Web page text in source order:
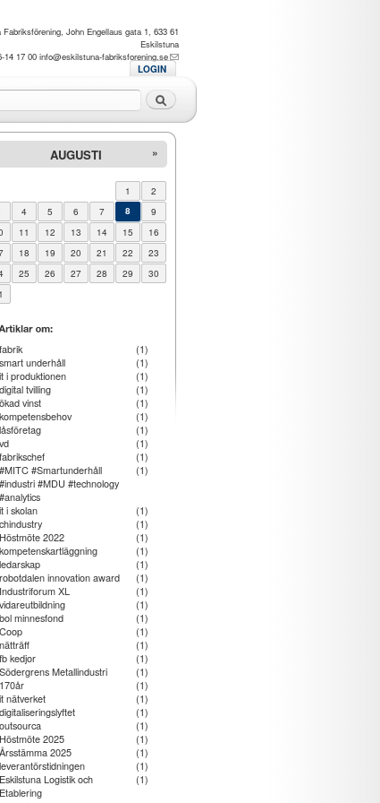
Fabriksförening, John Engellaus gata 1, 633 61
Eskilstuna
14 17 00 info@eskilstuna-fabriksforening.se
Sök
LOGIN
AUGUSTI »
1
2
4 5 6 7 8
9
11 12 13 14 15
16
18 19 20 21 22
23
25 26 27 28 29
30
fabrik
(1)
smart underhåll
(1)
it i produktionen
(1)
digital tvilling
(1)
ökad vinst
(1)
kompetensbehov
(1)
låsföretag
(1)
vd
(1)
fabrikschef
(1)
#MITC #Smartunderhåll
#industri #MDU #technology
#analytics
(1)
it i skolan
(1)
chindustry
(1)
Höstmöte 2022
(1)
kompetenskartläggning
(1)
ledarskap
(1)
robotdalen innovation award
(1)
Industriforum XL
(1)
vidareutbildning
(1)
bol minnesfond
(1)
Coop
(1)
nätträff
(1)
fb kedjor
(1)
Södergrens Metallindustri
(1)
170år
(1)
it nätverket
(1)
digitaliseringslyftet
(1)
outsourca
(1)
Höstmöte 2025
(1)
Årsstämma 2025
(1)
leverantörstidningen
(1)
Eskilstuna Logistik och
Etablering
(1)